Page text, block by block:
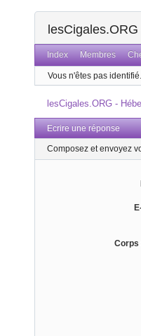
Index Membres
Vous n'êtes pas identifié.
lesCigales.ORG -
Ecrire une réponse
Composez et envoyez
Corps